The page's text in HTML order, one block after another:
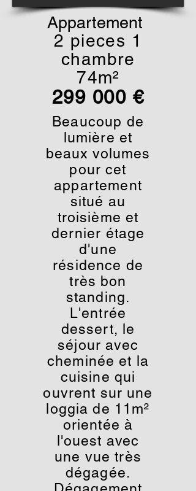
Appartement
2 pieces 1
chambre
74m²
299 000 €
Beaucoup de
lumière et
beaux volumes
pour cet
appartement
situé au
troisième et
dernier étage
d'une
résidence de
très bon
standing.
L'entrée
dessert, le
séjour avec
cheminée et la
cuisine qui
ouvrent sur une
loggia de 11m²
orientée à
l'ouest avec
une vue très
dégagée.